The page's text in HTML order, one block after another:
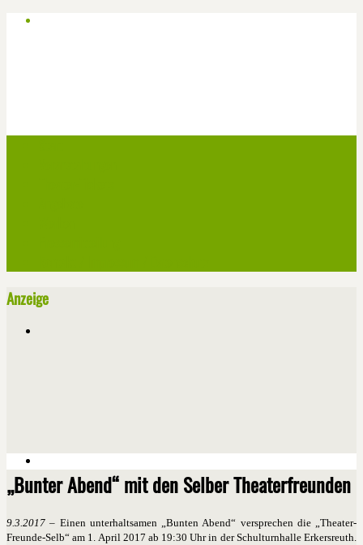
Anzeige
„Bunter Abend“ mit den Selber Theaterfreunden
9.3.2017 – Einen unterhaltsamen „Bunten Abend“ versprechen die „Theater-
Freunde-Selb“ am 1. April 2017 ab 19:30 Uhr in der Schulturnhalle Erkersreuth.